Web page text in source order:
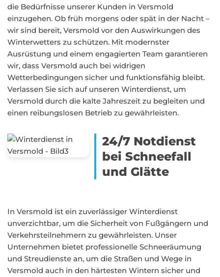
die Bedürfnisse unserer Kunden in Versmold
einzugehen. Ob früh morgens oder spät in der Nacht –
wir sind bereit, Versmold vor den Auswirkungen des
Winterwetters zu schützen. Mit modernster
Ausrüstung und einem engagierten Team garantieren
wir, dass Versmold auch bei widrigen
Wetterbedingungen sicher und funktionsfähig bleibt.
Verlassen Sie sich auf unseren Winterdienst, um
Versmold durch die kalte Jahreszeit zu begleiten und
einen reibungslosen Betrieb zu gewährleisten.
24/7 Notdienst
bei Schneefall
und Glätte
In Versmold ist ein zuverlässiger Winterdienst
unverzichtbar, um die Sicherheit von Fußgängern und
Verkehrsteilnehmern zu gewährleisten. Unser
Unternehmen bietet professionelle Schneeräumung
und Streudienste an, um die Straßen und Wege in
Versmold auch in den härtesten Wintern sicher und